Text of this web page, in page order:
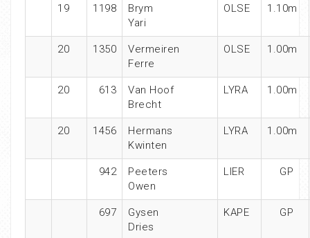
19 1198
Brym
Yari
OLSE 1.10m
20 1350
Vermeiren
Ferre
OLSE 1.00m
20 613
Van Hoof
Brecht
LYRA 1.00m
20 1456
Hermans
Kwinten
LYRA 1.00m
942
Peeters
Owen
LIER GP
697
Gysen
Dries
KAPE GP